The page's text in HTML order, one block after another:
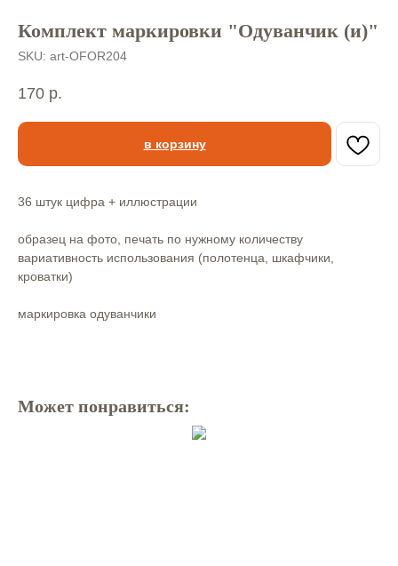
Комплект маркировки "Одуванчик (и)"
SKU: art-OFOR204
170 р.
в корзину
36 штук цифра + иллюстрации
образец на фото, печать по нужному количеству
вариативность использования (полотенца, шкафчики,
кроватки)
маркировка одуванчики
Может понравиться: